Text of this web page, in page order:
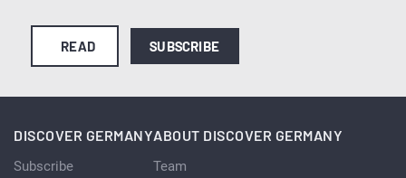
READ SUBSCRIBE
DISCOVER GERMANY
Subscribe
ABOUT DISCOVER GERMANY
Team